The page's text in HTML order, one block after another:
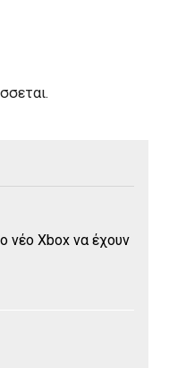
νέο Xbox να έχουν